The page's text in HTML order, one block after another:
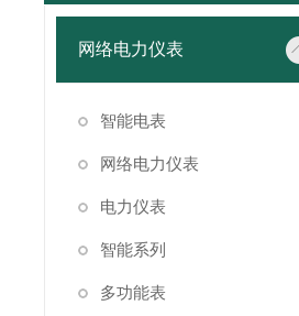
网络电力仪表
智能电表
网络电力仪表
电力仪表
智能系列
多功能表